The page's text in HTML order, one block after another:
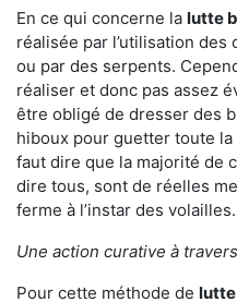
En ce qui concerne la lutte
réalisée par l’utilisation
ou par des serpents.
réaliser et donc pas assez
être obligé de dresser des
hiboux pour guetter toute
faut dire que la majorité de
dire tous, sont de réelles
ferme à l’instar des volailles.
Une action curative à
Pour cette méthode de